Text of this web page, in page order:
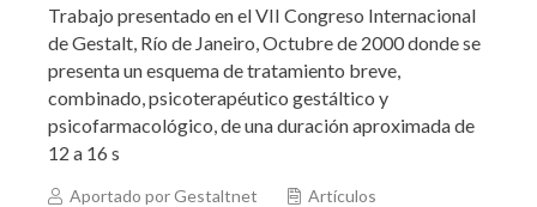
Trabajo presentado en el VII Congreso Internacional
de Gestalt, Río de Janeiro, Octubre de 2000 donde se
presenta un esquema de tratamiento breve,
combinado, psicoterapéutico gestáltico y
psicofarmacológico, de una duración aproximada de
12 a 16 s
Aportado por Gestaltnet Artículos